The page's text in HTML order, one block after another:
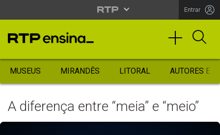
Entrar
MUSEUS MIRANDÊS LITORAL AUTORES
A diferença entre “meia” e “meio”